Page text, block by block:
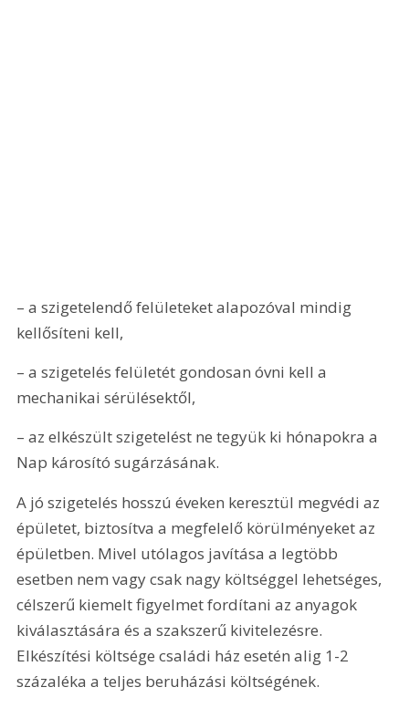
– a szigetelendő felületeket alapozóval mindig
kellősíteni kell,
– a szigetelés felületét gondosan óvni kell a
mechanikai sérülésektől,
– az elkészült szigetelést ne tegyük ki hónapokra a
Nap károsító sugárzásának.
A jó szigetelés hosszú éveken keresztül megvédi az
épületet, biztosítva a megfelelő körülményeket az
épületben. Mivel utólagos javítása a legtöbb
esetben nem vagy csak nagy költséggel lehetséges,
célszerű kiemelt figyelmet fordítani az anyagok
kiválasztására és a szakszerű kivitelezésre.
Elkészítési költsége családi ház esetén alig 1-2
százaléka a teljes beruházási költségének.